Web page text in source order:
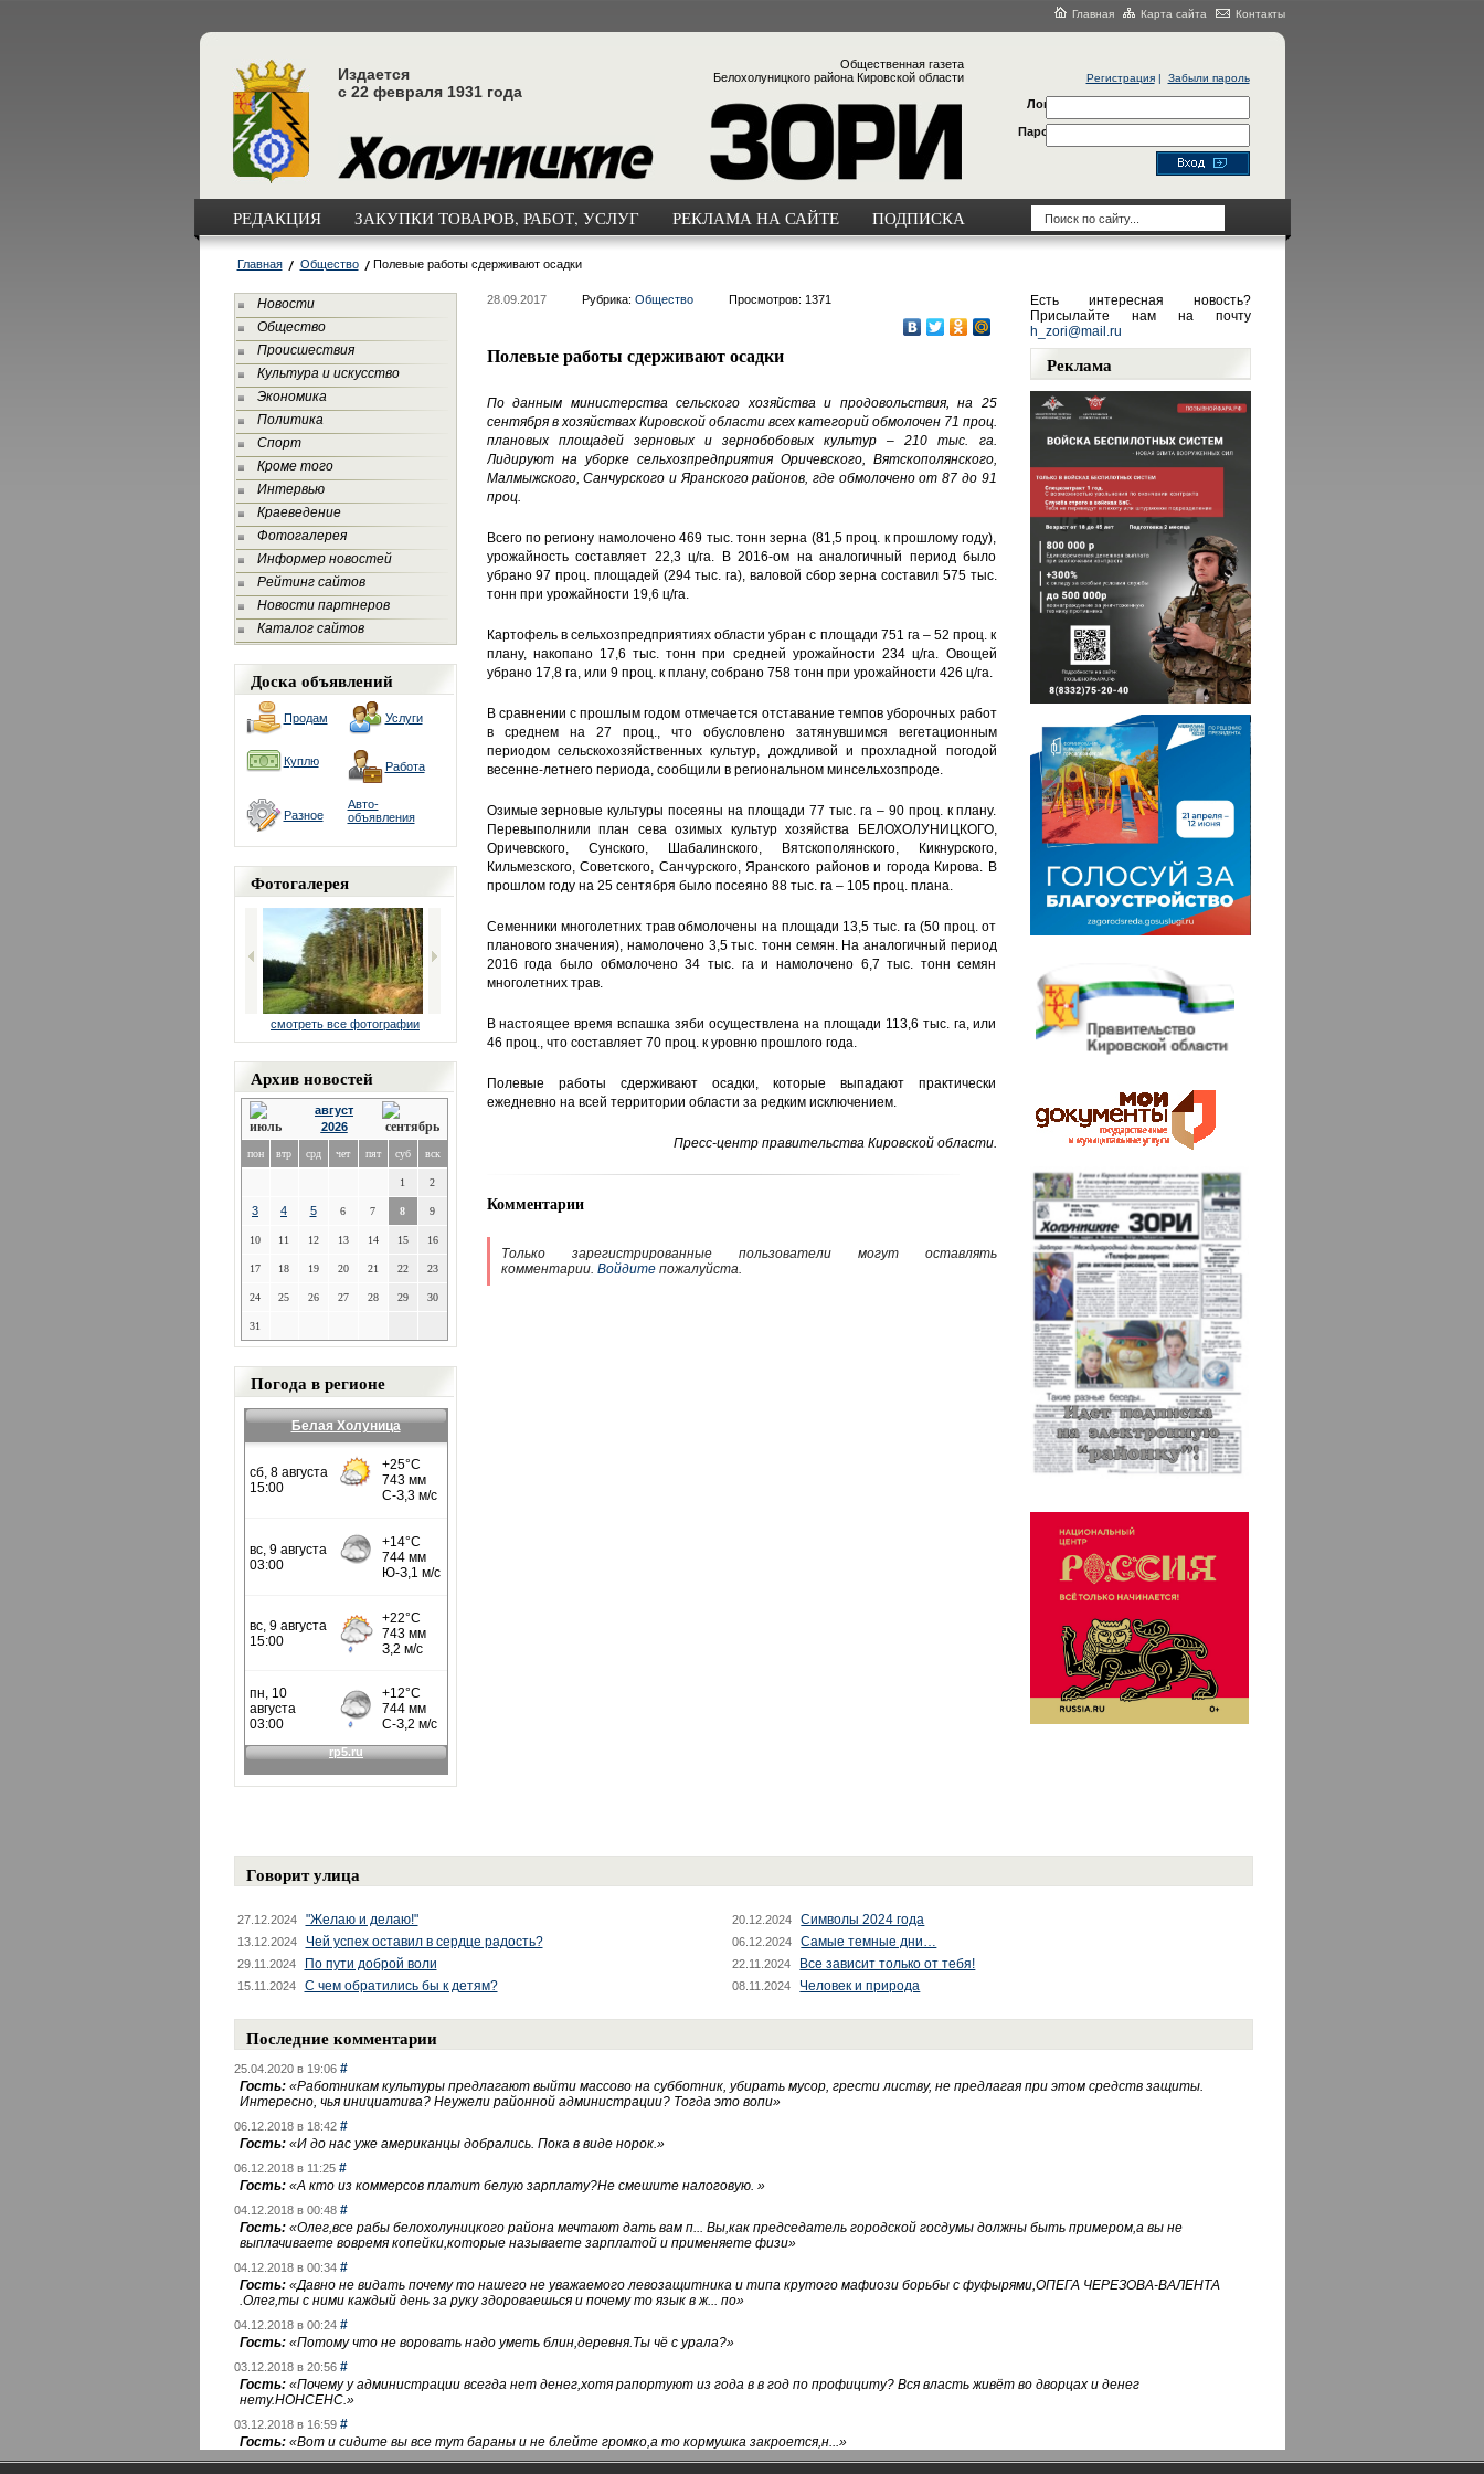
Главная Карта сайта Контакты
Издается
с 22 февраля 1931 года
Общественная газета
Белохолуницкого района Кировской области
Регистрация| Забыли пароль
Логин
Пароль
РЕДАКЦИЯ ЗАКУПКИ ТОВАРОВ, РАБОТ, УСЛУГ РЕКЛАМА НА САЙТЕ ПОДПИСКА
Главная Общество Полевые работы сдерживают осадки
Новости
Общество
Происшествия
Культура и искусство
Экономика
Политика
Спорт
Кроме того
Интервью
Краеведение
Фотогалерея
Информер новостей
Рейтинг сайтов
Новости партнеров
Каталог сайтов
Доска объявлений
Продам Услуги
Куплю Работа
Разное
Авто-
объявления
Фотогалерея
смотреть все фотографии
Архив новостей
август
2026
пон втр срд чет пят суб вск
1 2
3 4 5 6 7 8 9
10 11 12 13 14 15 16
17 18 19 20 21 22 23
24 25 26 27 28 29 30
31
Погода в регионе
Белая Холуница
28.09.2017 Рубрика: Общество Просмотров: 1371
Полевые работы сдерживают осадки
По данным министерства сельского хозяйства и продовольствия, на 25
сентября в хозяйствах Кировской области всех категорий обмолочен 71 проц.
плановых площадей зерновых и зернобобовых культур – 210 тыс. га.
Лидируют на уборке сельхозпредприятия Оричевского, Вятскополянского,
Малмыжского, Санчурского и Яранского районов, где обмолочено от 87 до 91
проц.
Всего по региону намолочено 469 тыс. тонн зерна (81,5 проц. к прошлому году),
урожайность составляет 22,3 ц/га. В 2016-ом на аналогичный период было
убрано 97 проц. площадей (294 тыс. га), валовой сбор зерна составил 575 тыс.
тонн при урожайности 19,6 ц/га.
Картофель в сельхозпредприятиях области убран с площади 751 га – 52 проц. к
плану, накопано 17,6 тыс. тонн при средней урожайности 234 ц/га. Овощей
убрано 17,8 га, или 9 проц. к плану, собрано 758 тонн при урожайности 426 ц/га.
В сравнении с прошлым годом отмечается отставание темпов уборочных работ
в среднем на 27 проц., что обусловлено затянувшимся вегетационным
периодом сельскохозяйственных культур, дождливой и прохладной погодой
весенне-летнего периода, сообщили в региональном минсельхозпроде.
Озимые зерновые культуры посеяны на площади 77 тыс. га – 90 проц. к плану.
Перевыполнили план сева озимых культур хозяйства БЕЛОХОЛУНИЦКОГО,
Оричевского, Сунского, Шабалинского, Вятскополянского, Кикнурского,
Кильмезского, Советского, Санчурского, Яранского районов и города Кирова. В
прошлом году на 25 сентября было посеяно 88 тыс. га – 105 проц. плана.
Семенники многолетних трав обмолочены на площади 13,5 тыс. га (50 проц. от
планового значения), намолочено 3,5 тыс. тонн семян. На аналогичный период
2016 года было обмолочено 34 тыс. га и намолочено 6,7 тыс. тонн семян
многолетних трав.
В настоящее время вспашка зяби осуществлена на площади 113,6 тыс. га, или
46 проц., что составляет 70 проц. к уровню прошлого года.
Полевые работы сдерживают осадки, которые выпадают практически
ежедневно на всей территории области за редким исключением.
Пресс-центр правительства Кировской области.
Комментарии
Только зарегистрированные пользователи могут оставлять
комментарии. Войдитепожалуйста.
Есть интересная новость?
Присылайте нам на почту
h_zori@mail.ru
Реклама
Говорит улица
27.12.2024 "Желаю и делаю!" 20.12.2024 Символы 2024 года
13.12.2024 Чей успех оставил в сердце радость? 06.12.2024 Самые темные дни…
29.11.2024 По пути доброй воли 22.11.2024 Все зависит только от тебя!
15.11.2024 С чем обратились бы к детям? 08.11.2024 Человек и природа
Последние комментарии
25.04.2020 в 19:06 #
Гость: «Работникам культуры предлагают выйти массово на субботник, убирать мусор, грести листву, не предлагая при этом средств защиты.
Интересно, чья инициатива? Неужели районной администрации? Тогда это вопи»
06.12.2018 в 18:42 #
Гость: «И до нас уже американцы добрались. Пока в виде норок.»
06.12.2018 в 11:25 #
Гость: «А кто из коммерсов платит белую зарплату?Не смешите налоговую. »
04.12.2018 в 00:48 #
Гость: «Олег,все рабы белохолуницкого района мечтают дать вам п... Вы,как председатель городской госдумы должны быть примером,а вы не
выплачиваете вовремя копейки,которые называете зарплатой и применяете физи»
04.12.2018 в 00:34 #
Гость: «Давно не видать почему то нашего не уважаемого левозащитника и типа крутого мафиози борьбы с фуфырями,ОПЕГА ЧЕРЕЗОВА-ВАЛЕНТА
.Олег,ты с ними каждый день за руку здороваешься и почему то язык в ж... по»
04.12.2018 в 00:24 #
Гость: «Потому что не воровать надо уметь блин,деревня.Ты чё с урала?»
03.12.2018 в 20:56 #
Гость: «Почему у администрации всегда нет денег,хотя рапортуют из года в в год по профициту? Вся власть живёт во дворцах и денег
нету.НОНСЕНС.»
03.12.2018 в 16:59 #
Гость: «Вот и сидите вы все тут бараны и не блейте громко,а то кормушка закроется,н...»